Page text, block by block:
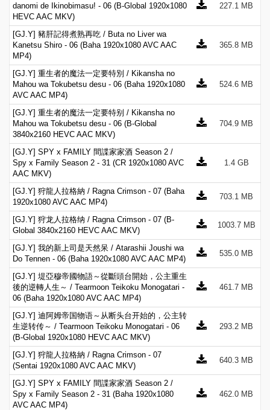
danomi de Ikinobimasu! - 06 (B-Global 1920x1080
HEVC AAC MKV)
227.1 MB
[GJ.Y] 豬肝記得煮熟再吃 / Buta no Liver wa
Kanetsu Shiro - 06 (Baha 1920x1080 AVC AAC
MP4)
365.8 MB
[GJ.Y] 重生者的魔法一定要特別 / Kikansha no
Mahou wa Tokubetsu desu - 06 (Baha 1920x1080
AVC AAC MP4)
524.6 MB
[GJ.Y] 重生者的魔法一定要特别 / Kikansha no
Mahou wa Tokubetsu desu - 06 (B-Global
3840x2160 HEVC AAC MKV)
704.9 MB
[GJ.Y] SPY x FAMILY 間諜家家酒 Season 2 /
Spy x Family Season 2 - 31 (CR 1920x1080 AVC
AAC MKV)
1.4 GB
[GJ.Y] 狩龍人拉格納 / Ragna Crimson - 07 (Baha
1920x1080 AVC AAC MP4)
703.1 MB
[GJ.Y] 狩龙人拉格纳 / Ragna Crimson - 07 (B-
Global 3840x2160 HEVC AAC MKV)
1003.7 MB
[GJ.Y] 我的新上司是天然呆 / Atarashii Joushi wa
Do Tennen - 06 (Baha 1920x1080 AVC AAC MP4)
535.0 MB
[GJ.Y] 堤亞穆帝國物語～從斷頭台開始，公主重生
後的逆轉人生～ / Tearmoon Teikoku Monogatari -
06 (Baha 1920x1080 AVC AAC MP4)
461.7 MB
[GJ.Y] 迪阿姆帝国物语～从断头台开始的，公主转
生逆转传～ / Tearmoon Teikoku Monogatari - 06
(B-Global 1920x1080 HEVC AAC MKV)
293.2 MB
[GJ.Y] 狩龍人拉格納 / Ragna Crimson - 07
(Sentai 1920x1080 AVC AAC MKV)
640.3 MB
[GJ.Y] SPY x FAMILY 間諜家家酒 Season 2 /
Spy x Family Season 2 - 31 (Baha 1920x1080
AVC AAC MP4)
462.0 MB